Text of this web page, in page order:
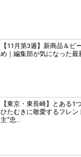
【11月第3週】新商品＆ビ
め｜編集部が気になった最
【東京・東長崎】とある1
ひたむきに敬愛するフレン
主“忠...